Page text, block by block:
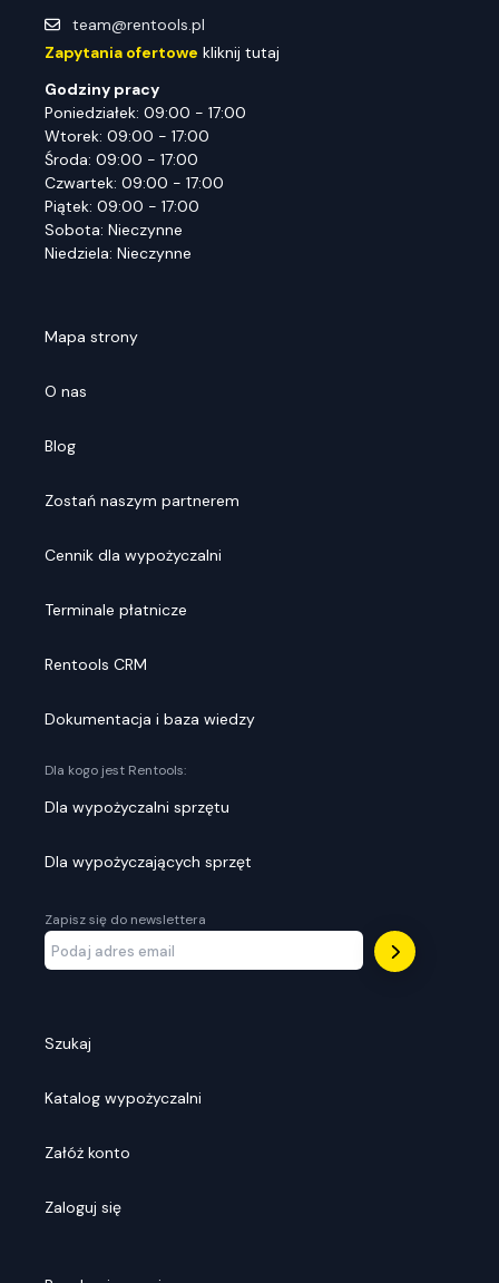
team@rentools.pl
Zapytania ofertowe kliknij tutaj
Godziny pracy
Poniedziałek: 09:00 - 17:00
Wtorek: 09:00 - 17:00
Środa: 09:00 - 17:00
Czwartek: 09:00 - 17:00
Piątek: 09:00 - 17:00
Sobota: Nieczynne
Niedziela: Nieczynne
Mapa strony
O nas
Blog
Zostań naszym partnerem
Cennik dla wypożyczalni
Terminale płatnicze
Rentools CRM
Dokumentacja i baza wiedzy
Dla kogo jest Rentools:
Dla wypożyczalni sprzętu
Dla wypożyczających sprzęt
Zapisz się do newslettera
Szukaj
Katalog wypożyczalni
Załóż konto
Zaloguj się